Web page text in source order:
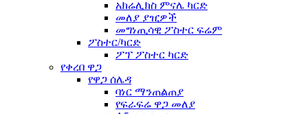
አክሬሊክስ ምናሌ ካርድ
መለያ ያዢዎች
መግነጢሳዊ ፖስተር ፍሬም
ፖስተር/ካርድ
ፖፕ ፖስተር ካርድ
የቀረበ ዋጋ
የዋጋ ሰሌዳ
ባነር ማንጠልጠያ
የፍራፍሬ ዋጋ መለያ